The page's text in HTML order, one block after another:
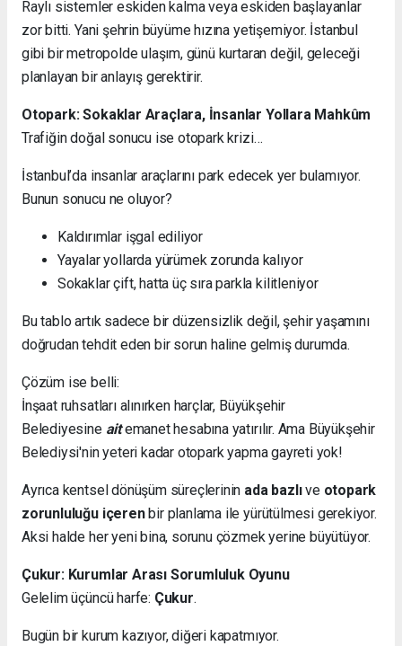
Raylı sistemler eskiden kalma veya eskiden başlayanlar
zor bitti. Yani şehrin büyüme hızına yetişemiyor. İstanbul
gibi bir metropolde ulaşım, günü kurtaran değil, geleceği
planlayan bir anlayış gerektirir.
Otopark: Sokaklar Araçlara, İnsanlar Yollara Mahkûm
Trafiğin doğal sonucu ise otopark krizi…
İstanbul’da insanlar araçlarını park edecek yer bulamıyor.
Bunun sonucu ne oluyor?
Kaldırımlar işgal ediliyor
Yayalar yollarda yürümek zorunda kalıyor
Sokaklar çift, hatta üç sıra parkla kilitleniyor
Bu tablo artık sadece bir düzensizlik değil, şehir yaşamını
doğrudan tehdit eden bir sorun haline gelmiş durumda.
Çözüm ise belli:
İnşaat ruhsatları alınırken harçlar, Büyükşehir
Belediyesine aitemanet hesabına yatırılır. Ama Büyükşehir
Belediysi'nin yeteri kadar otopark yapma gayreti yok!
Ayrıca kentsel dönüşüm süreçlerinin ada bazlıve otopark
zorunluluğu içerenbir planlama ile yürütülmesi gerekiyor.
Aksi halde her yeni bina, sorunu çözmek yerine büyütüyor.
Çukur: Kurumlar Arası Sorumluluk Oyunu
Gelelim üçüncü harfe: Çukur.
Bugün bir kurum kazıyor, diğeri kapatmıyor.